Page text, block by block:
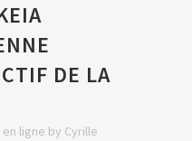
DE LA
ligne by Cyrille